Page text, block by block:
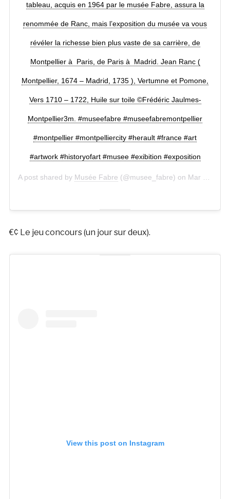
tableau, acquis en 1964 par le musée Fabre, assura la
renommée de Ranc, mais l’exposition du musée va vous
révéler la richesse bien plus vaste de sa carrière, de
Montpellier à Paris, de Paris à Madrid. Jean Ranc (
Montpellier, 1674 – Madrid, 1735 ), Vertumne et Pomone,
Vers 1710 – 1722, Huile sur toile ©Frédéric Jaulmes-
Montpellier3m. #museefabre #museefabremontpellier
#montpellier #montpelliercity #herault #france #art
#artwork #historyofart #musee #exibition #exposition
A post shared by Musée Fabre (@musee_fabre) on Mar 18, 2020 at 9:11am PDT
€¢ Le jeu concours (un jour sur deux).
View this post on Instagram